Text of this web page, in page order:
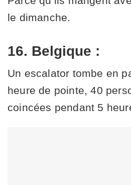
le dimanche.
16. Belgique :
Un escalator tombe en
heure de pointe, 40
coincées pendant 5